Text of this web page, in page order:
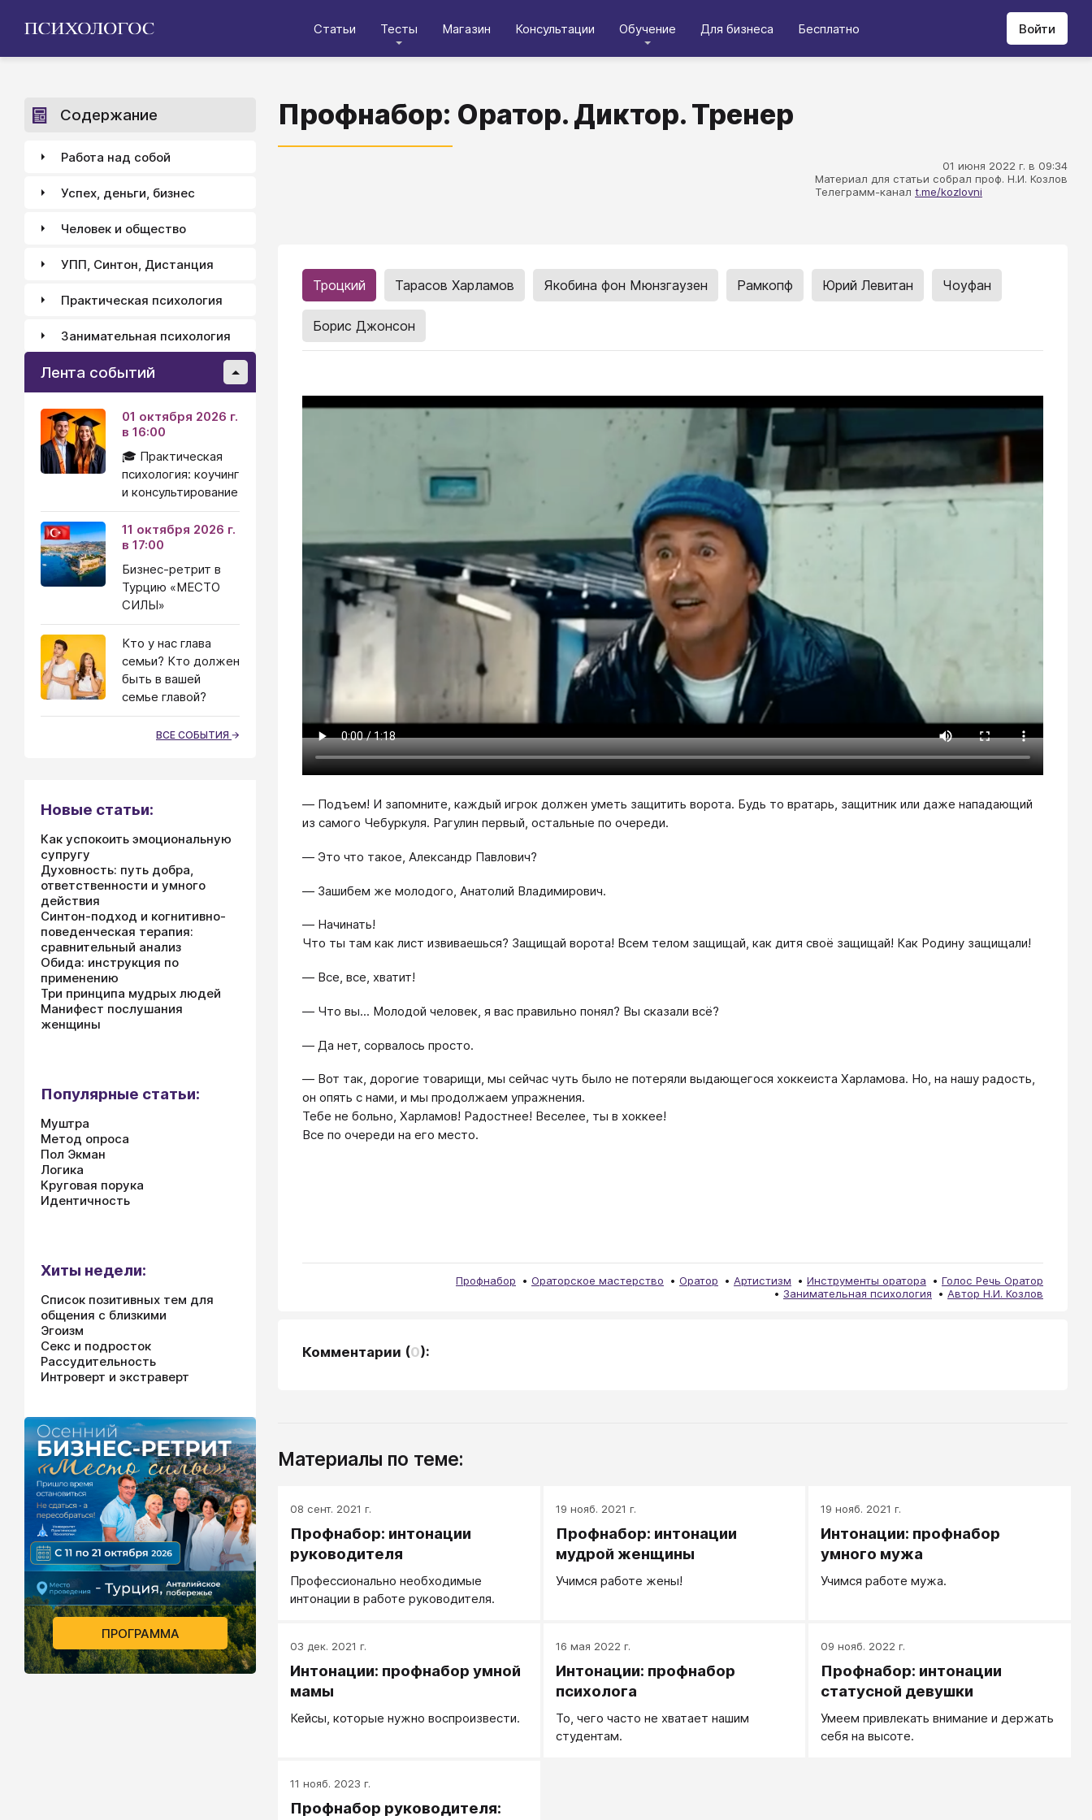
Статьи Тесты Магазин Консультации Обучение Для бизнеса Бесплатно Войти
Профнабор: Оратор. Диктор. Тренер
01 июня 2022 г. в 09:34
Материал для статьи собрал проф. Н.И. Козлов
Телеграмм-канал t.me/kozlovni
Троцкий Тарасов Харламов Якобина фон Мюнзгаузен Рамкопф Юрий Левитан Чоуфан
Борис Джонсон
― Подъем! И запомните, каждый игрок должен уметь защитить ворота. Будь то вратарь, защитник или даже нападающий
из самого Чебуркуля. Рагулин первый, остальные по очереди.
― Это что такое, Александр Павлович?
​​​​​​― Зашибем же молодого, Анатолий Владимирович.
― Начинать!
Что ты там как лист извиваешься? Защищай ворота! Всем телом защищай, как дитя своё защищай! Как Родину защищали!
― Все, все, хватит!
― Что вы... Молодой человек, я вас правильно понял? Вы сказали всё?
― Да нет, сорвалось просто.
― Вот так, дорогие товарищи, мы сейчас чуть было не потеряли выдающегося хоккеиста Харламова. Но, на нашу радость,
он опять с нами, и мы продолжаем упражнения.
Тебе не больно, Харламов! Радостнее! Веселее, ты в хоккее!
Все по очереди на его место.
Профнабор Ораторское мастерство Оратор Артистизм Инструменты оратора
Голос Речь Оратор
Занимательная психология
Автор Н.И. Козлов
Комментарии (0):
Материалы по теме:
08 сент. 2021 г.
Профнабор: интонации
руководителя
Профессионально необходимые
интонации в работе руководителя.
19 нояб. 2021 г.
Профнабор: интонации
мудрой женщины
Учимся работе жены!
19 нояб. 2021 г.
Интонации: профнабор
умного мужа
Учимся работе мужа.
03 дек. 2021 г.
Интонации: профнабор умной
мамы
Кейсы, которые нужно воспроизвести.
16 мая 2022 г.
Интонации: профнабор
психолога
То, чего часто не хватает нашим
студентам.
09 нояб. 2022 г.
Профнабор: интонации
статусной девушки
Умеем привлекать внимание и держать
себя на высоте.
11 нояб. 2023 г.
Профнабор руководителя:
Содержание
Работа над собой
Успех, деньги, бизнес
Человек и общество
УПП, Синтон, Дистанция
Практическая психология
Занимательная психология
Лента событий
01 октября 2026 г.
в 16:00
🎓 Практическая
психология: коучинг
и консультирование
11 октября 2026 г.
в 17:00
Бизнес-ретрит в
Турцию «МЕСТО
СИЛЫ»
Кто у нас глава
семьи? Кто должен
быть в вашей
семье главой?
ВСЕ СОБЫТИЯ
Новые статьи:
Как успокоить эмоциональную
супругу
Духовность: путь добра,
ответственности и умного
действия
Синтон-подход и когнитивно-
поведенческая терапия:
сравнительный анализ
Обида: инструкция по
применению
Три принципа мудрых людей
Манифест послушания
женщины
Популярные статьи:
Муштра
Метод опроса
Пол Экман
Логика
Круговая порука
Идентичность
Хиты недели:
Список позитивных тем для
общения с близкими
Эгоизм
Секс и подросток
Рассудительность
Интроверт и экстраверт
ПРОГРАММА